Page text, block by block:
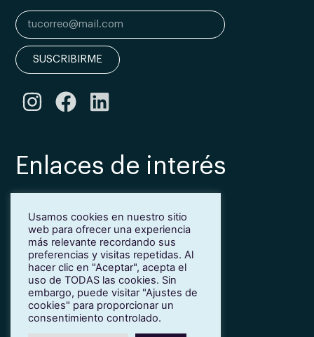
SUSCRIBIRME
Enlaces de interés
Inmersión lingüística de inglés en Girona
Más idiomas para empresas
Blog
Contacto
Trabaja con nosotros
Política de privacidad
Usamos cookies en nuestro sitio
web para ofrecer una experiencia
más relevante recordando sus
preferencias y visitas repetidas. Al
hacer clic en "Aceptar", acepta el
uso de TODAS las cookies. Sin
embargo, puede visitar "Ajustes de
cookies" para proporcionar un
consentimiento controlado.